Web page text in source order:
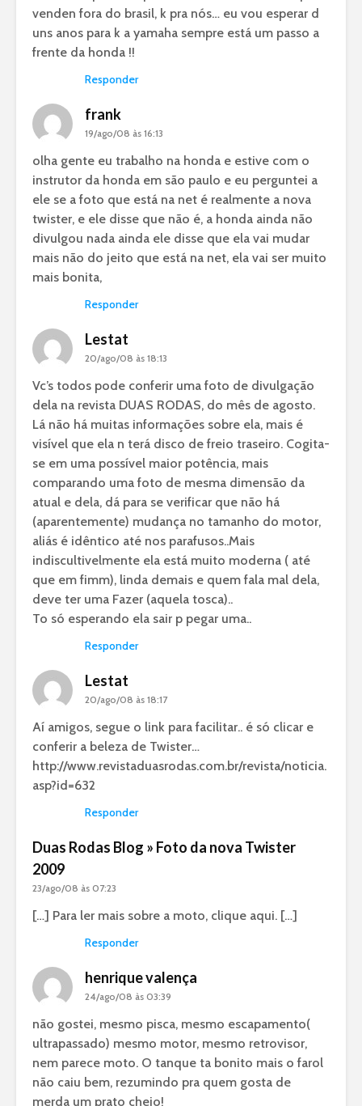
venden fora do brasil, k pra nós… eu vou esperar d
uns anos para k a yamaha sempre está um passo a
frente da honda !!
Responder
frank
19/ago/08 às 16:13
olha gente eu trabalho na honda e estive com o
instrutor da honda em são paulo e eu perguntei a
ele se a foto que está na net é realmente a nova
twister, e ele disse que não é, a honda ainda não
divulgou nada ainda ele disse que ela vai mudar
mais não do jeito que está na net, ela vai ser muito
mais bonita,
Responder
Lestat
20/ago/08 às 18:13
Vc’s todos pode conferir uma foto de divulgação
dela na revista DUAS RODAS, do mês de agosto.
Lá não há muitas informações sobre ela, mais é
visível que ela n terá disco de freio traseiro. Cogita-
se em uma possível maior potência, mais
comparando uma foto de mesma dimensão da
atual e dela, dá para se verificar que não há
(aparentemente) mudança no tamanho do motor,
aliás é idêntico até nos parafusos..Mais
indiscultivelmente ela está muito moderna ( até
que em fimm), linda demais e quem fala mal dela,
deve ter uma Fazer (aquela tosca)..
To só esperando ela sair p pegar uma..
Responder
Lestat
20/ago/08 às 18:17
Aí amigos, segue o link para facilitar.. é só clicar e
conferir a beleza de Twister…
http://www.revistaduasrodas.com.br/revista/noticia.
asp?id=632
Responder
Duas Rodas Blog » Foto da nova Twister
2009
23/ago/08 às 07:23
[…] Para ler mais sobre a moto, clique aqui. […]
Responder
henrique valença
24/ago/08 às 03:39
não gostei, mesmo pisca, mesmo escapamento(
ultrapassado) mesmo motor, mesmo retrovisor,
nem parece moto. O tanque ta bonito mais o farol
não caiu bem, rezumindo pra quem gosta de
merda um prato cheio!